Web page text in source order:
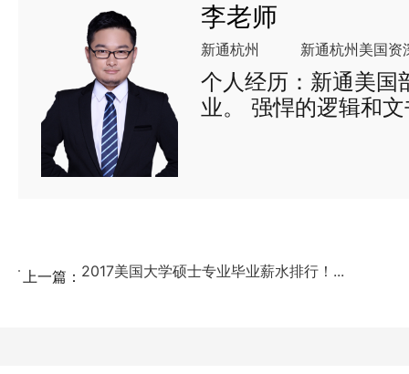
李老师
新通杭州 新通杭州美国资
个人经历：新通美国
业。 强悍的逻辑和
取。 多次帮助学生
上一篇： 2017美国大学硕士专业毕业薪水排行！...